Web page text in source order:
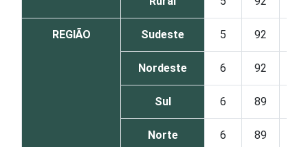
REGIÃO Sudeste 5 92
Nordeste 6 92
Sul 6 89
Norte 6 89